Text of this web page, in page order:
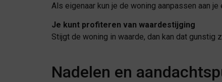
Als eigenaar kun je de woning aanpassen aan
Je kunt profiteren van waardestijging
Stijgt de woning in waarde, dan kan dat gunstig
Nadelen en